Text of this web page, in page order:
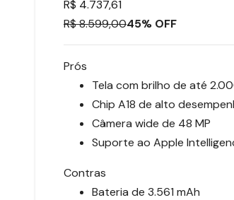
R$ 4.737,61
R$ 8.599,0045% OFF
Prós
Tela com brilho de até
Chip A18 de alto
Câmera wide de 48 MP
Suporte ao Apple
Contras
Bateria de 3.561 mAh